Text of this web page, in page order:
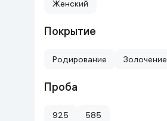
Дом и сад
Канцелярия
Бытовая химия
Женский
Покрытие
Родирование Золочение
Проба
925 585